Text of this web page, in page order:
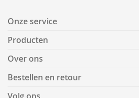
Onze service
Producten
Over ons
Bestellen en retour